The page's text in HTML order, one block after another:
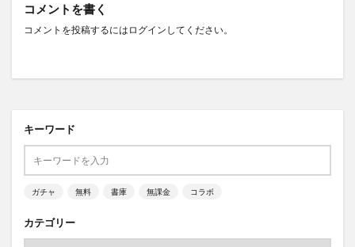
コメントを書く
コメントを投稿するには ログイン してください。
キーワード
ガチャ 無料 書庫 無課金 コラボ
カテゴリー